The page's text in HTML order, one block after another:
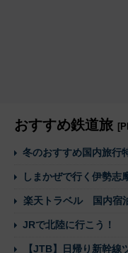
おすすめ鉄道旅
冬のおすすめ国内旅行
しまかぜで行く伊勢志
楽天トラベル 国内宿
JRで北陸に行こう！
【JTB】日帰り新幹線